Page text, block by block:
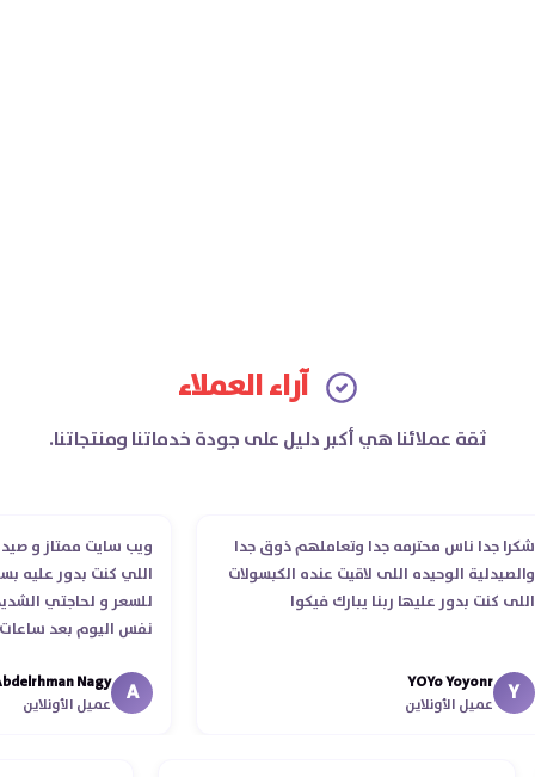
آراء العملاء
ثقة عملائنا هي أكبر دليل على جودة خدماتنا ومنتجاتنا.
جدا ناس محترمه جدا وتعاملهم ذوق جدا
الوحيده اللى لاقيت عنده الكبسولات
كنت بدور عليها ربنا يبارك فيكوا
Y
YOYo Yoyonr
عميل الأونلاين
ويب سايت ممتاز و
اللي كنت بدور عليه
للسعر و لحاجتي
نفس اليوم بعد ساعات
انتهاء موعد عمله ..فضل
استلمت ..شكرا جزيلا ليكم
A
Abdelrhman Nagy
عميل الأونلاين